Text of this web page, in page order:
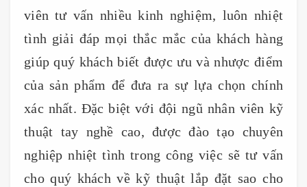
viên tư vấn nhiều kinh nghiệm, luôn nhiệt
tình giải đáp mọi thắc mắc của khách hàng
giúp quý khách biết được ưu và nhược điểm
của sản phẩm để đưa ra sự lựa chọn chính
xác nhất. Đặc biệt với đội ngũ nhân viên kỹ
thuật tay nghề cao, được đào tạo chuyên
nghiệp nhiệt tình trong công việc sẽ tư vấn
cho quý khách về kỹ thuật lắp đặt sao cho